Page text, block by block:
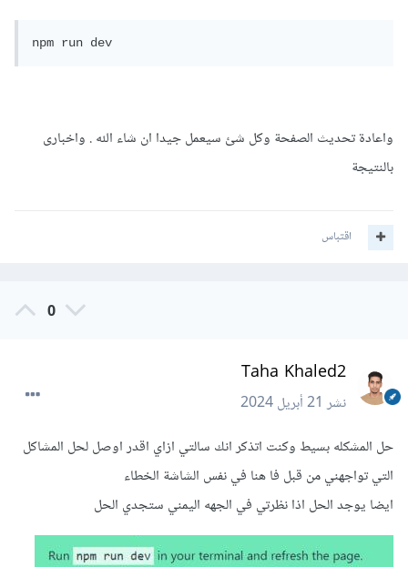
npm run dev
واعادة تحديث الصفحة وكل شئ سيعمل جيدا ان شاء الله . واخبارى
بالنتيجة
اقتباس
0
Taha Khaled2
نشر21 أبريل 2024
حل المشكله بسيط وكنت اتذكر انك سالتي ازاي اقدر اوصل لحل المشاكل
التي تواجهني من قبل فا هنا في نفس الشاشة الخطاء
ايضا يوجد الحل اذا نظرتي في الجهه اليمني ستجدي الحل